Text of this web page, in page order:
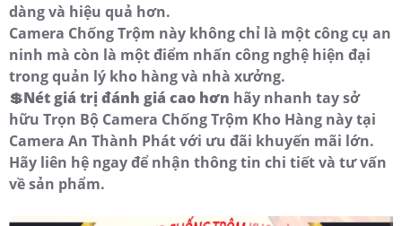
dàng và hiệu quả hơn.
Camera Chống Trộm này không chỉ là một công cụ an
ninh mà còn là một điểm nhấn công nghệ hiện đại
trong quản lý kho hàng và nhà xưởng.
💲Nét giá trị đánh giá cao hơn hãy nhanh tay sở
hữu Trọn Bộ Camera Chống Trộm Kho Hàng này tại
Camera An Thành Phát với ưu đãi khuyến mãi lớn.
Hãy liên hệ ngay để nhận thông tin chi tiết và tư vấn
về sản phẩm.